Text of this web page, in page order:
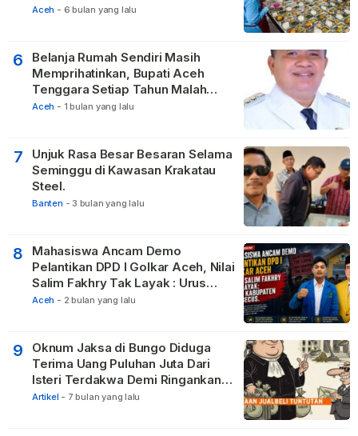
Relawan
Aceh - 6 bulan yang lalu
6
Belanja Rumah Sendiri Masih
Memprihatinkan, Bupati Aceh
Tenggara Setiap Tahun Malah
Membangun Pasilitas Rumah
Aceh - 1 bulan yang lalu
7
Unjuk Rasa Besar Besaran Selama
Seminggu di Kawasan Krakatau
Steel.
Banten - 3 bulan yang lalu
8
Mahasiswa Ancam Demo
Pelantikan DPD I Golkar Aceh, Nilai
Salim Fakhry Tak Layak : Urus
Kabupaten Tak Becus.
Aceh - 2 bulan yang lalu
9
Oknum Jaksa di Bungo Diduga
Terima Uang Puluhan Juta Dari
Isteri Terdakwa Demi Ringankan
Hukuman
Artikel - 7 bulan yang lalu